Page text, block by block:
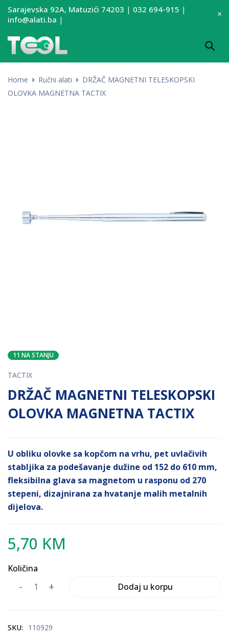
Sarajevska 92A, Matuzići 74203 | 032 694-915 |
info@alati.ba |
Home Ručni alati
DRŽAČ MAGNETNI TELESKOPSKI
OLOVKA MAGNETNA TACTIX
11 NA STANJU
TACTIX
DRŽAČ MAGNETNI TELESKOPSKI
OLOVKA MAGNETNA TACTIX
U obliku olovke sa kopčom na vrhu, pet uvlačivih
stabljika za podešavanje dužine od 152 do 610 mm,
fleksibilna glava sa magnetom u rasponu od 270
stepeni, dizajnirana za hvatanje malih metalnih
dijelova.
5,70 KM
Količina
Dodaj u korpu
SKU: 110929